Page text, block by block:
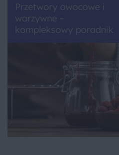
Przetwory owocowe i
warzywne –
kompleksowy poradnik